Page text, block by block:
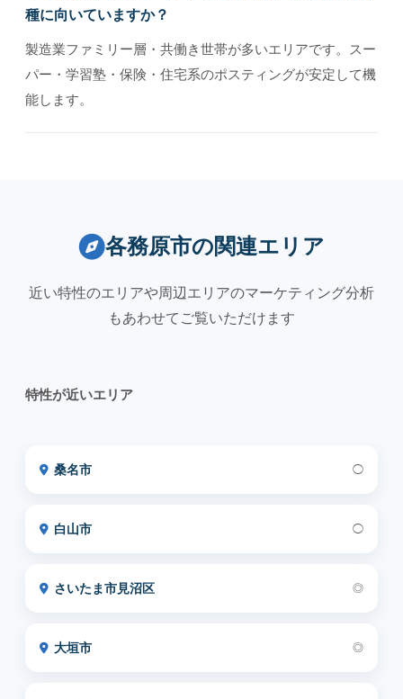
種に向いていますか？
製造業ファミリー層・共働き世帯が多いエリアです。スー
パー・学習塾・保険・住宅系のポスティングが安定して機
能します。
各務原市の関連エリア
近い特性のエリアや周辺エリアのマーケティング分析
もあわせてご覧いただけます
特性が近いエリア
桑名市 ◯
白山市 ◯
さいたま市見沼区 ◎
大垣市 ◎